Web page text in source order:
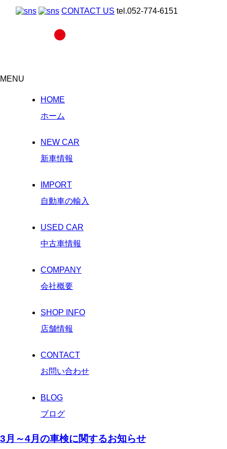
CONTACT US tel.052-774-6151
MENU
HOME
ホーム
NEW CAR
新車情報
IMPORT
自動車の輸入
USED CAR
中古車情報
COMPANY
会社概要
SHOP INFO
店舗情報
CONTACT
お問い合わせ
BLOG
ブログ
3月～4月の車検に関するお知らせ